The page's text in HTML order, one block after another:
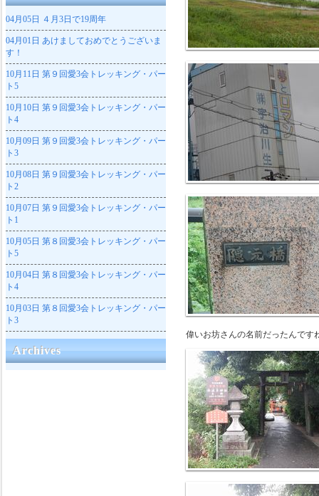
偉いお坊さんの名前だったんです
04月05日 ４月3日で19周年
04月01日 あけましておめでとうございま
す！
10月11日 第９回愛3会トレッキング・パー
ト5
10月10日 第９回愛3会トレッキング・パー
ト4
10月09日 第９回愛3会トレッキング・パー
ト3
10月08日 第９回愛3会トレッキング・パー
ト2
10月07日 第９回愛3会トレッキング・パー
ト1
10月05日 第８回愛3会トレッキング・パー
ト5
10月04日 第８回愛3会トレッキング・パー
ト4
10月03日 第８回愛3会トレッキング・パー
ト3
Archives